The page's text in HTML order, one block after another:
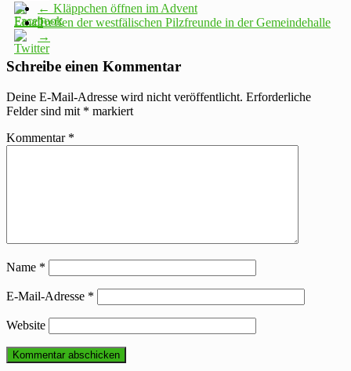
← Kläppchen öffnen im Advent
Treffen der westfälischen Pilzfreunde in der Gemeindehalle
→
Schreibe einen Kommentar
Deine E-Mail-Adresse wird nicht veröffentlicht. Erforderliche
Felder sind mit * markiert
Kommentar *
Name *
E-Mail-Adresse *
Website